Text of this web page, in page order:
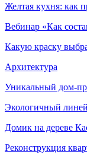
Желтая кухня: как
Вебинар «Как
Какую краску
Архитектура
Уникальный дом-
Экологичный
Домик на дереве
Реконструкция